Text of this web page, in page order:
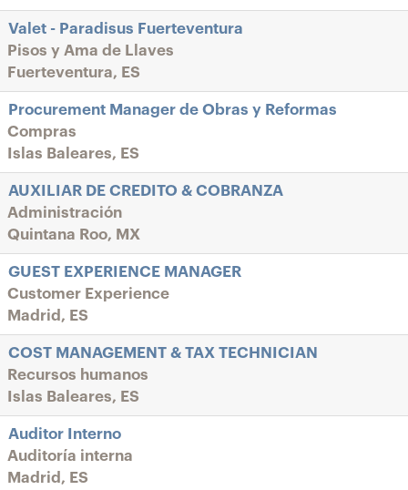
Valet - Paradisus Fuerteventura
Pisos y Ama de Llaves
Fuerteventura, ES
Procurement Manager de Obras y Reformas
Compras
Islas Baleares, ES
AUXILIAR DE CREDITO & COBRANZA
Administración
Quintana Roo, MX
GUEST EXPERIENCE MANAGER
Customer Experience
Madrid, ES
COST MANAGEMENT & TAX TECHNICIAN
Recursos humanos
Islas Baleares, ES
Auditor Interno
Auditoría interna
Madrid, ES